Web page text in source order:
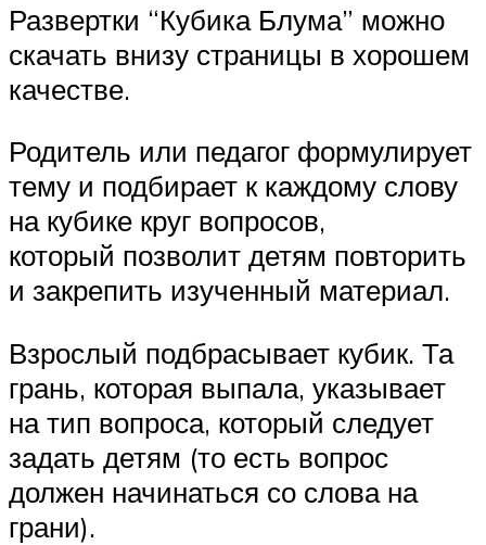
Развертки “Кубика Блума” можно
скачать внизу страницы в хорошем
качестве.
Родитель или педагог формулирует
тему и подбирает к каждому слову
на кубике круг вопросов,
который позволит детям повторить
и закрепить изученный материал.
Взрослый подбрасывает кубик. Та
грань, которая выпала, указывает
на тип вопроса, который следует
задать детям (то есть вопрос
должен начинаться со слова на
грани).